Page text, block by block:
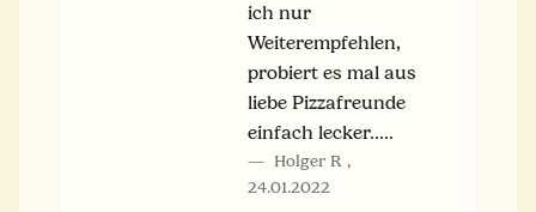
ich nur
Weiterempfehlen,
probiert es mal aus
liebe Pizzafreunde
einfach lecker.....
Holger R ,
24.01.2022